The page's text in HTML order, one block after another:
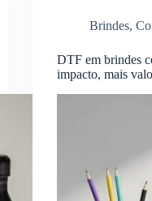
Brindes,
DTF em brindes
impacto, mais